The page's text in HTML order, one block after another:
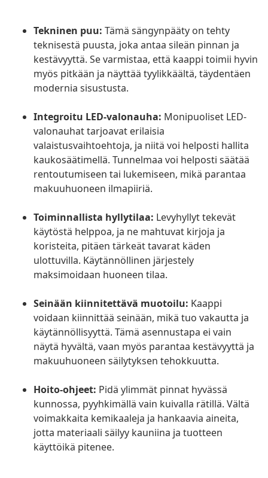
Tekninen puu: Tämä sängynpääty on tehty
teknisestä puusta, joka antaa sileän pinnan ja
kestävyyttä. Se varmistaa, että kaappi toimii hyvin
myös pitkään ja näyttää tyylikkäältä, täydentäen
modernia sisustusta.
Integroitu LED-valonauha: Monipuoliset LED-
valonauhat tarjoavat erilaisia
valaistusvaihtoehtoja, ja niitä voi helposti hallita
kaukosäätimellä. Tunnelmaa voi helposti säätää
rentoutumiseen tai lukemiseen, mikä parantaa
makuuhuoneen ilmapiiriä.
Toiminnallista hyllytilaa: Levyhyllyt tekevät
käytöstä helppoa, ja ne mahtuvat kirjoja ja
koristeita, pitäen tärkeät tavarat käden
ulottuvilla. Käytännöllinen järjestely
maksimoidaan huoneen tilaa.
Seinään kiinnitettävä muotoilu: Kaappi
voidaan kiinnittää seinään, mikä tuo vakautta ja
käytännöllisyyttä. Tämä asennustapa ei vain
näytä hyvältä, vaan myös parantaa kestävyyttä ja
makuuhuoneen säilytyksen tehokkuutta.
Hoito-ohjeet: Pidä ylimmät pinnat hyvässä
kunnossa, pyyhkimällä vain kuivalla rätillä. Vältä
voimakkaita kemikaaleja ja hankaavia aineita,
jotta materiaali säilyy kauniina ja tuotteen
käyttöikä pitenee.